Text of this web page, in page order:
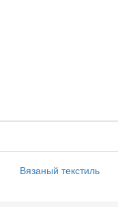
Вязаный текстиль